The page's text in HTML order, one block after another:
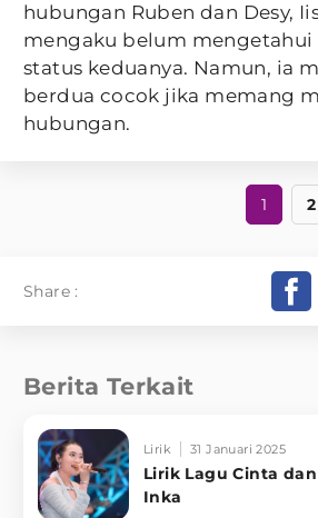
hubungan Ruben dan Desy,
mengaku belum mengetahui
status keduanya. Namun, ia
berdua cocok jika memang
hubungan.
1 2
Share :
Berita Terkait
Lirik 31 Januari 2025
Lirik Lagu Cinta
Inka